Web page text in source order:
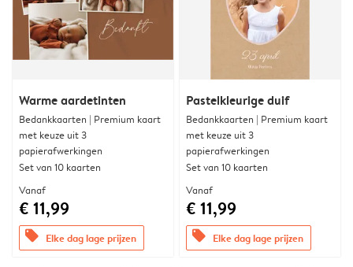
Warme aardetinten
Bedankkaarten | Premium kaart
met keuze uit 3
papierafwerkingen
Set van 10 kaarten
Vanaf
€ 11,99
offers Elke dag lage prijzen
Pastelkleurige duif
Bedankkaarten | Premium kaart
met keuze uit 3
papierafwerkingen
Set van 10 kaarten
Vanaf
€ 11,99
offers Elke dag lage prijzen